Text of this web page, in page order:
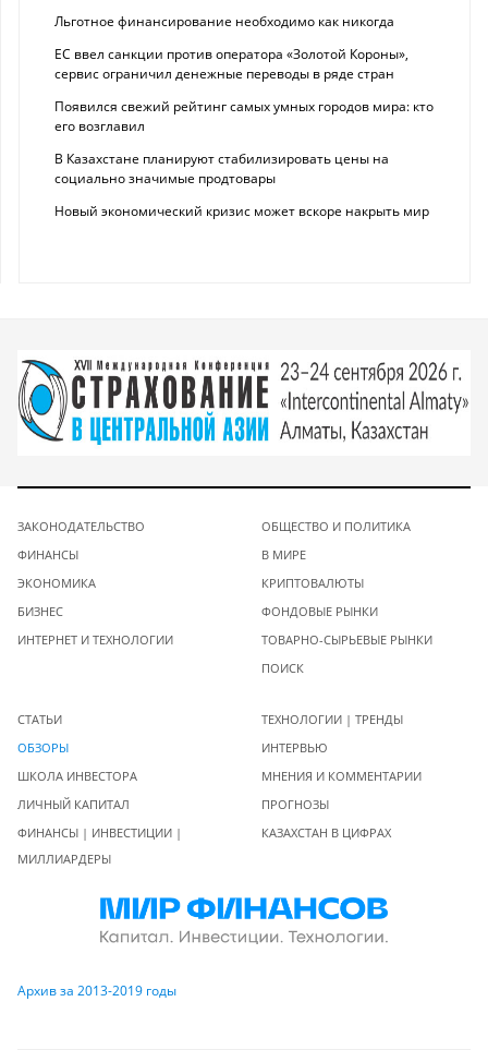
Льготное финансирование необходимо как никогда
ЕС ввел санкции против оператора «Золотой Короны»,
сервис ограничил денежные переводы в ряде стран
Появился свежий рейтинг самых умных городов мира: кто
его возглавил
В Казахстане планируют стабилизировать цены на
социально значимые продтовары
Новый экономический кризис может вскоре накрыть мир
ЗАКОНОДАТЕЛЬСТВО
ФИНАНСЫ
ЭКОНОМИКА
БИЗНЕС
ИНТЕРНЕТ И ТЕХНОЛОГИИ
ОБЩЕСТВО И ПОЛИТИКА
В МИРЕ
КРИПТОВАЛЮТЫ
ФОНДОВЫЕ РЫНКИ
ТОВАРНО-СЫРЬЕВЫЕ РЫНКИ
ПОИСК
СТАТЬИ
ОБЗОРЫ
ШКОЛА ИНВЕСТОРА
ЛИЧНЫЙ КАПИТАЛ
ФИНАНСЫ | ИНВЕСТИЦИИ |
МИЛЛИАРДЕРЫ
ТЕХНОЛОГИИ | ТРЕНДЫ
ИНТЕРВЬЮ
МНЕНИЯ И КОММЕНТАРИИ
ПРОГНОЗЫ
КАЗАХСТАН В ЦИФРАХ
Архив за 2013-2019 годы